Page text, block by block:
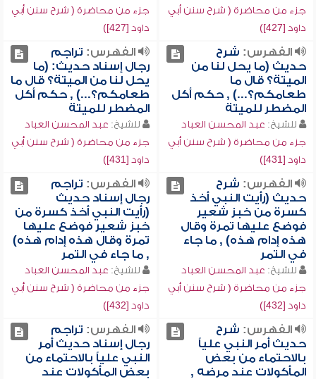
جزء من محاضرة ( شرح سنن أبي
داود [427])
جزء من محاضرة ( شرح سنن أبي
داود [427])
الفهرس: شرح
حديث (ما يحل لنا من
الميتة؟ قال ما
طعامكم؟...) , حكم أكل
المضطر للميتة
للشيخ: عبد المحسن العباد
جزء من محاضرة ( شرح سنن أبي
داود [431])
الفهرس: تراجم
رجال إسناد حديث: (ما
يحل لنا من الميتة؟ قال ما
طعامكم؟...) , حكم أكل
المضطر للميتة
للشيخ: عبد المحسن العباد
جزء من محاضرة ( شرح سنن أبي
داود [431])
الفهرس: شرح
حديث (رأيت النبي أخذ
كسرة من خبز شعير
فوضع عليها تمرة وقال
هذه إدام هذه) , ما جاء
في التمر
للشيخ: عبد المحسن العباد
جزء من محاضرة ( شرح سنن أبي
داود [432])
الفهرس: تراجم
رجال إسناد حديث
(رأيت النبي أخذ كسرة من
خبز شعير فوضع عليها
تمرة وقال هذه إدام هذه)
, ما جاء في التمر
للشيخ: عبد المحسن العباد
جزء من محاضرة ( شرح سنن أبي
داود [432])
الفهرس: شرح
حديث أمر النبي علياً
بالاحتماء من بعض
المأكولات عند مرضه ,
الفهرس: تراجم
رجال إسناد حديث أمر
النبي علياً بالاحتماء من
بعض المأكولات عند